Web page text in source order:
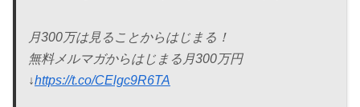
月300万は見ることからはじまる！
無料メルマガからはじまる月300万円
↓https://t.co/CElgc9R6TA